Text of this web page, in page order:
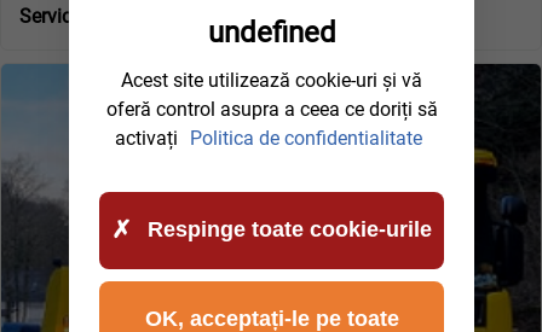
Serviciu 24 de ore pe zi:undefined
Acest site utilizează cookie-uri și vă
oferă control asupra a ceea ce doriți să
activați
Politica de confidentialitate
Respinge toate cookie-urile
OK, acceptați-le pe toate